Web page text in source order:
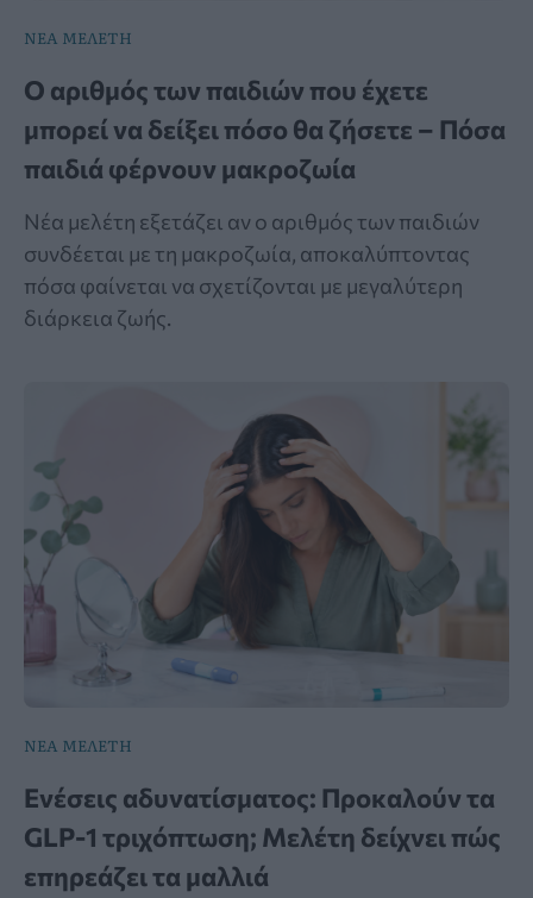
ΝΕΑ ΜΕΛΕΤΗ
Ο αριθμός των παιδιών που έχετε
μπορεί να δείξει πόσο θα ζήσετε – Πόσα
παιδιά φέρνουν μακροζωία
Νέα μελέτη εξετάζει αν ο αριθμός των παιδιών
συνδέεται με τη μακροζωία, αποκαλύπτοντας
πόσα φαίνεται να σχετίζονται με μεγαλύτερη
διάρκεια ζωής.
ΝΕΑ ΜΕΛΕΤΗ
Ενέσεις αδυνατίσματος: Προκαλούν τα
GLP-1 τριχόπτωση; Μελέτη δείχνει πώς
επηρεάζει τα μαλλιά